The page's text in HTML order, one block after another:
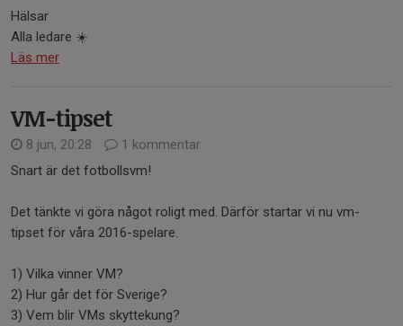
Hälsar
Alla ledare ☀️
Läs mer
VM-tipset
8 jun, 20:28
1 kommentar
Snart är det fotbollsvm!
Det tänkte vi göra något roligt med. Därför startar vi nu vm-
tipset för våra 2016-spelare.
1) Vilka vinner VM?
2) Hur går det för Sverige?
3) Vem blir VMs skyttekung?